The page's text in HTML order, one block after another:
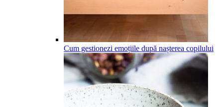
Cum gestionezi emoțiile după nașterea copilului